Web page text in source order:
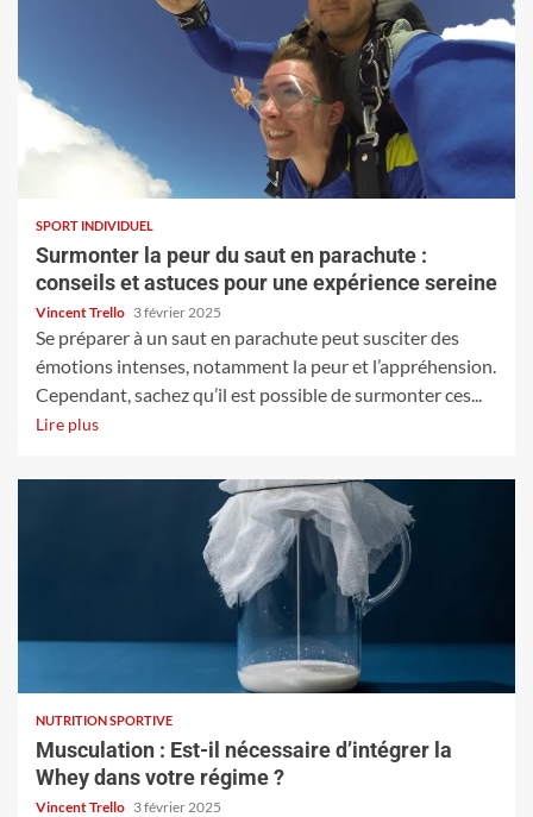
SPORT INDIVIDUEL
Surmonter la peur du saut en parachute :
conseils et astuces pour une expérience sereine
Vincent Trello 3 février 2025
Se préparer à un saut en parachute peut susciter des
émotions intenses, notamment la peur et l’appréhension.
Cependant, sachez qu’il est possible de surmonter ces...
Lire plus
NUTRITION SPORTIVE
Musculation : Est-il nécessaire d’intégrer la
Whey dans votre régime ?
Vincent Trello 3 février 2025